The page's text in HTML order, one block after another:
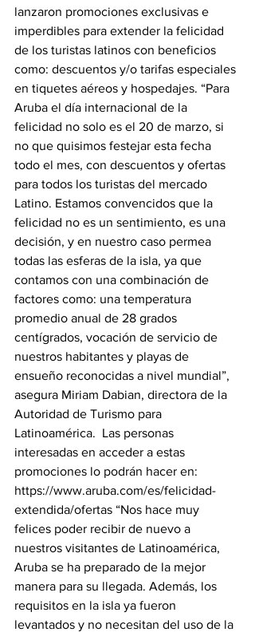
lanzaron promociones exclusivas e
imperdibles para extender la felicidad
de los turistas latinos con beneficios
como: descuentos y/o tarifas especiales
en tiquetes aéreos y hospedajes. “Para
Aruba el día internacional de la
felicidad no solo es el 20 de marzo, si
no que quisimos festejar esta fecha
todo el mes, con descuentos y ofertas
para todos los turistas del mercado
Latino. Estamos convencidos que la
felicidad no es un sentimiento, es una
decisión, y en nuestro caso permea
todas las esferas de la isla, ya que
contamos con una combinación de
factores como: una temperatura
promedio anual de 28 grados
centígrados, vocación de servicio de
nuestros habitantes y playas de
ensueño reconocidas a nivel mundial”,
asegura Miriam Dabian, directora de la
Autoridad de Turismo para
Latinoamérica.  Las personas
interesadas en acceder a estas
promociones lo podrán hacer en:
https://www.aruba.com/es/felicidad-
extendida/ofertas “Nos hace muy
felices poder recibir de nuevo a
nuestros visitantes de Latinoamérica,
Aruba se ha preparado de la mejor
manera para su llegada. Además, los
requisitos en la isla ya fueron
levantados y no necesitan del uso de la